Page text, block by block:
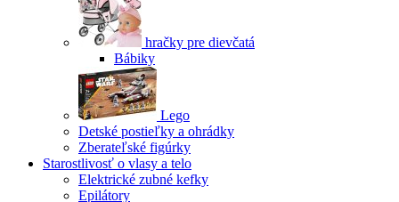
hračky pre dievčatá
Bábiky
Lego
Detské postieľky a ohrádky
Zberateľské figúrky
Starostlivosť o vlasy a telo
Elektrické zubné kefky
Epilátory